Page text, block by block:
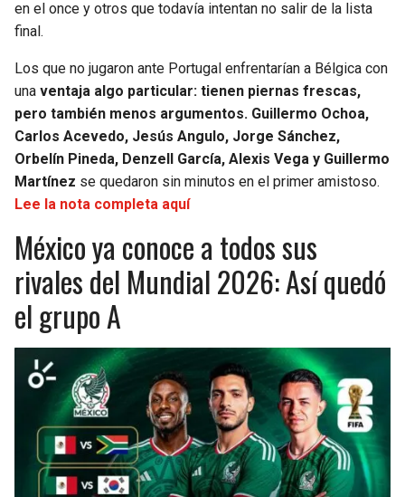
en el once y otros que todavía intentan no salir de la lista
final.
Los que no jugaron ante Portugal enfrentarían a Bélgica con
una ventaja algo particular: tienen piernas frescas,
pero también menos argumentos. Guillermo Ochoa,
Carlos Acevedo, Jesús Angulo, Jorge Sánchez,
Orbelín Pineda, Denzell García, Alexis Vega y Guillermo
Martínez se quedaron sin minutos en el primer amistoso.
Lee la nota completa aquí
México ya conoce a todos sus
rivales del Mundial 2026: Así quedó
el grupo A